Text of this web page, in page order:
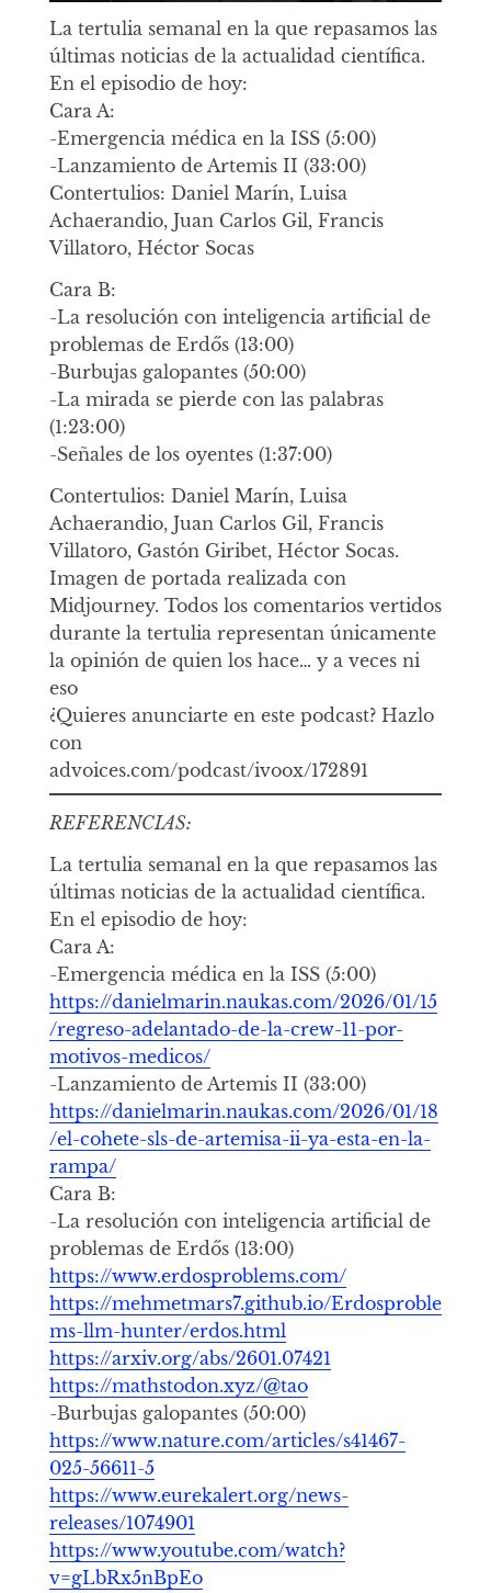
La tertulia semanal en la que repasamos las
últimas noticias de la actualidad científica.
En el episodio de hoy:
Cara A:
-Emergencia médica en la ISS (5:00)
-Lanzamiento de Artemis II (33:00)
Contertulios: Daniel Marín, Luisa
Achaerandio, Juan Carlos Gil, Francis
Villatoro, Héctor Socas
Cara B:
-La resolución con inteligencia artificial de
problemas de Erdős (13:00)
-Burbujas galopantes (50:00)
-La mirada se pierde con las palabras
(1:23:00)
-Señales de los oyentes (1:37:00)
Contertulios: Daniel Marín, Luisa
Achaerandio, Juan Carlos Gil, Francis
Villatoro, Gastón Giribet, Héctor Socas.
Imagen de portada realizada con
Midjourney. Todos los comentarios vertidos
durante la tertulia representan únicamente
la opinión de quien los hace… y a veces ni
eso
¿Quieres anunciarte en este podcast? Hazlo
con
advoices.com/podcast/ivoox/172891
REFERENCIAS:
La tertulia semanal en la que repasamos las
últimas noticias de la actualidad científica.
En el episodio de hoy:
Cara A:
-Emergencia médica en la ISS (5:00)
https://danielmarin.naukas.com/2026/01/15
/regreso-adelantado-de-la-crew-11-por-
motivos-medicos/
-Lanzamiento de Artemis II (33:00)
https://danielmarin.naukas.com/2026/01/18
/el-cohete-sls-de-artemisa-ii-ya-esta-en-la-
rampa/
Cara B:
-La resolución con inteligencia artificial de
problemas de Erdős (13:00)
https://www.erdosproblems.com/
https://mehmetmars7.github.io/Erdosproble
ms-llm-hunter/erdos.html
https://arxiv.org/abs/2601.07421
https://mathstodon.xyz/@tao
-Burbujas galopantes (50:00)
https://www.nature.com/articles/s41467-
025-56611-5
https://www.eurekalert.org/news-
releases/1074901
https://www.youtube.com/watch?
v=gLbRx5nBpEo